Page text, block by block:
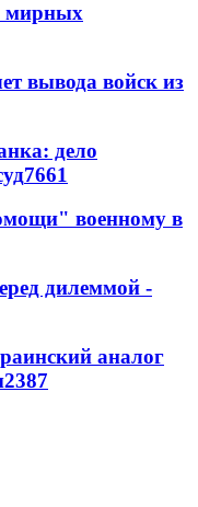
мирных
вывода войск из
дело
7661
военному в
дилеммой -
аналог
2387